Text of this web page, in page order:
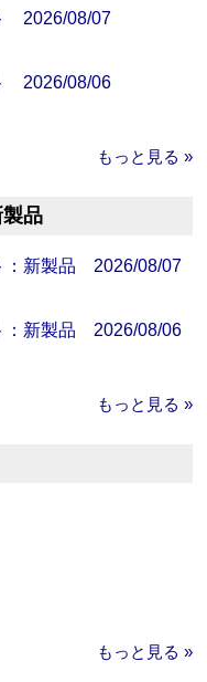
2026/08/07
2026/08/06
もっと見る »
品
：新製品 2026/08/07
：新製品 2026/08/06
もっと見る »
もっと見る »